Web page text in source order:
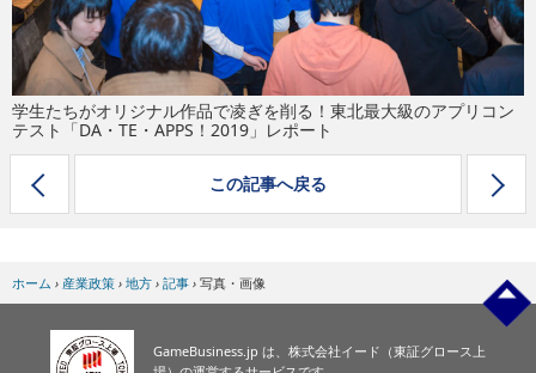
学生たちがオリジナル作品で凌ぎを削る！東北最大級のアプリコン
テスト「DA・TE・APPS！2019」レポート
この記事へ戻る
ホーム › 産業政策 › 地方 › 記事 › 写真・画像
GameBusiness.jp は、株式会社イード（東証グロース上